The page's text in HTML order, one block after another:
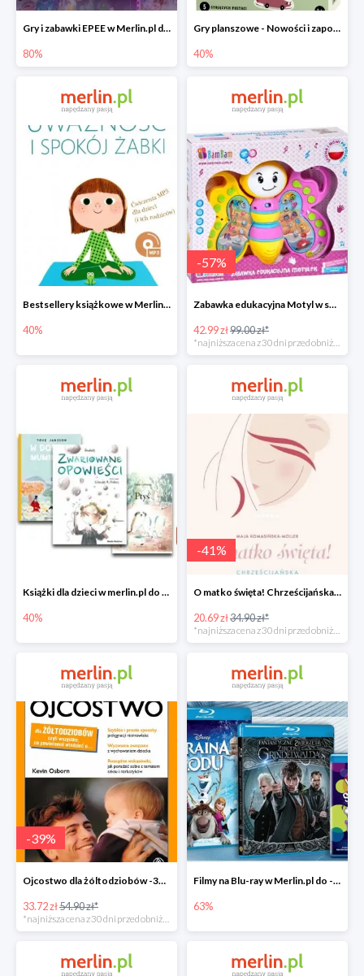
Gry i zabawki EPEE w Merlin.pl do -80%
80%
Gry planszowe - Nowości i zapowiedzi w Merlin.pl do -40%
40%
Bestsellery książkowe w Merlin.pl do -40%
40%
-57%
Zabawka edukacyjna Motyl w super cenie
42.99 zł99.00 zł*
Książki dla dzieci w merlin.pl do -40%
40%
-41%
O matko święta! Chrześcijańska mama od A do Z -41%
20.69 zł34.90 zł*
*najniższa cena z 30 dni przed obniżką
-39%
Ojcostwo dla żóltodziobów -39%
33.72 zł54.90 zł*
Filmy na Blu-ray w Merlin.pl do -63%
63%